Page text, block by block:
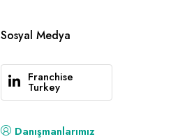
Sosyal Medya
Franchise
Turkey
Danışmanlarımız